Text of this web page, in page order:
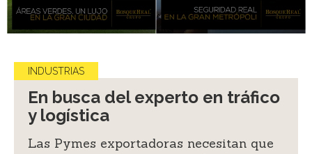
INDUSTRIAS
En busca del experto en tráfico
y logística
Las Pymes exportadoras necesitan que